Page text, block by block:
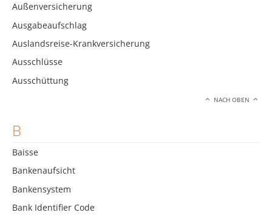
Außenversicherung
Ausgabeaufschlag
Auslandsreise-Krankversicherung
Ausschlüsse
Ausschüttung
NACH OBEN
B
Baisse
Bankenaufsicht
Bankensystem
Bank Identifier Code